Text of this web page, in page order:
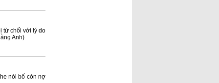
từ chối với lý do
Anh)
nói bố còn nợ